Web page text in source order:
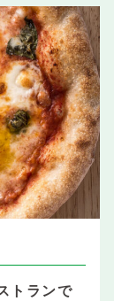
トランで